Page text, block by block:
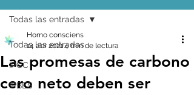
Todas las entradas
IPCC
IPBES
Todas las entradas
Las promesas de carbono
cero neto deben ser
Homo consciens
14 abr 20214 min de lectura